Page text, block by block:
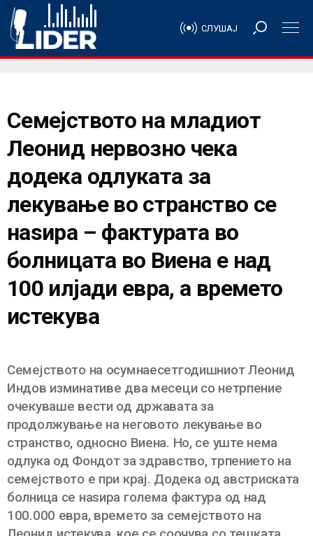
СЛУШАЈ
Семејството на младиот
Леонид нервозно чека
додека одлуката за
лекување во странство се
наѕира – фактурата во
болницата во Виена е над
100 илјади евра, а времето
истекува
Семејството на осумнаесетгодишниот Леонид
Индов изминативе два месеци со нетрпение
очекуваше вести од државата за
продолжување на неговото лекување во
странство, односно Виена. Но, се уште нема
одлука од Фондот за здравство, трпението на
семејството е при крај. Додека од австриската
болница се наѕира голема фактура од над
100.000 евра, времето за семејството на